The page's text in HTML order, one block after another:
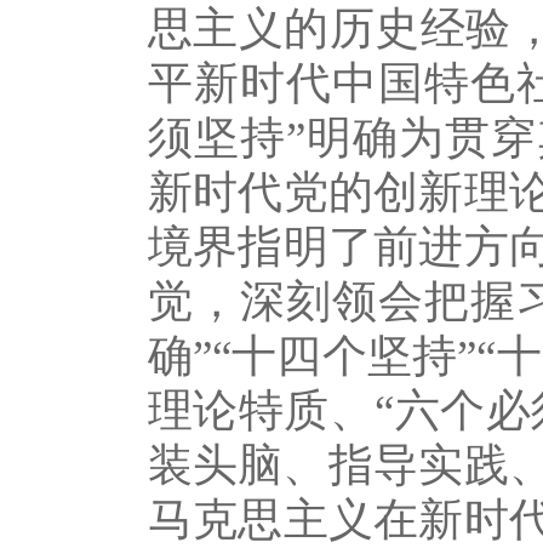
思主义的历史经验
平新时代中国特色
须坚持”明确为贯
新时代党的创新理
境界指明了前进方
觉，深刻领会把握
确”“十四个坚持”“
理论特质、“六个
装头脑、指导实践
马克思主义在新时